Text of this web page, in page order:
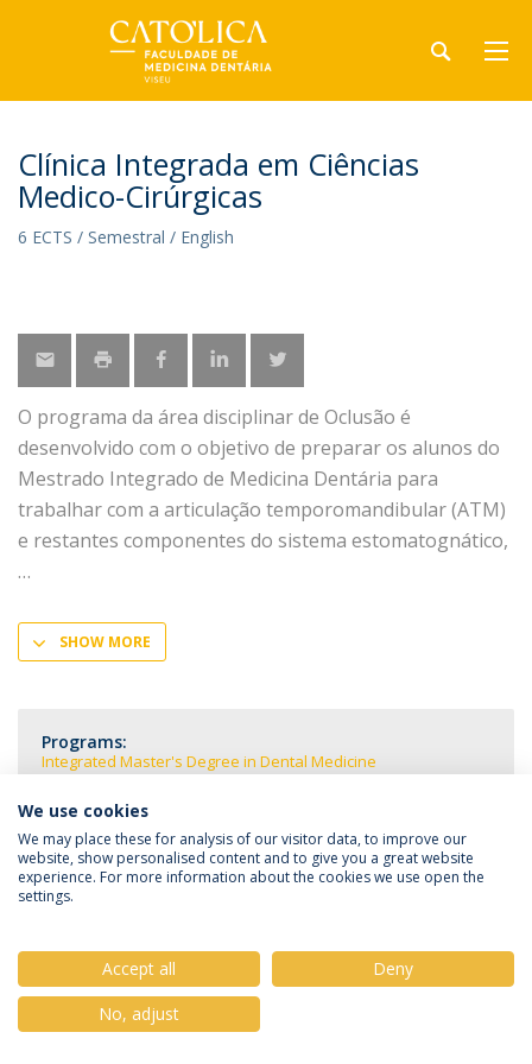
Clínica Integrada em Ciências
Medico-Cirúrgicas
6 ECTS / Semestral / English
O programa da área disciplinar de Oclusão é
desenvolvido com o objetivo de preparar os alunos do
Mestrado Integrado de Medicina Dentária para
trabalhar com a articulação temporomandibular (ATM)
e restantes componentes do sistema estomatognático,
SHOW MORE
Programs:
Integrated Master's Degree in Dental Medicine
Privacy Policy Terms & Conditions Rights of Data Subjects
© 2026 Universidade Católica Portuguesa
We use cookies
We may place these for analysis of our visitor data, to improve our
website, show personalised content and to give you a great website
experience. For more information about the cookies we use open the
settings.
Accept all
Deny
No, adjust